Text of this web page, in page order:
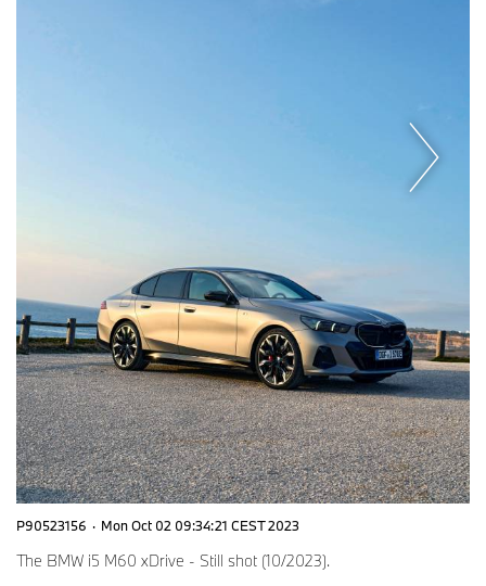
P90523156 · Mon Oct 02 09:34:21 CEST 2023
The BMW i5 M60 xDrive - Still shot (10/2023).